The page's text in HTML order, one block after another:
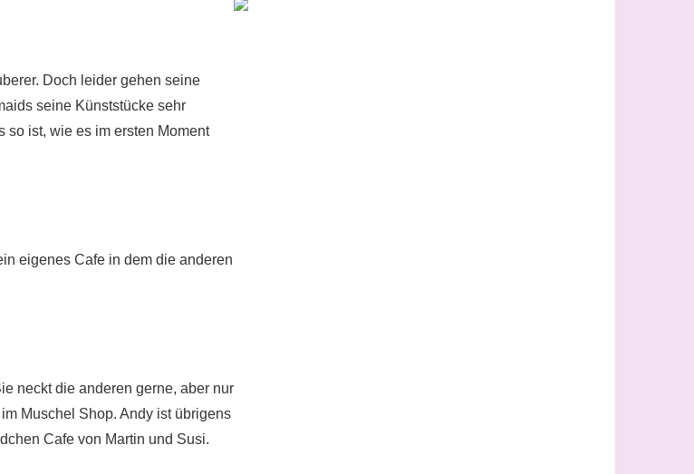
Doch leider gehen seine
seine Künststücke sehr
so ist, wie es im ersten Moment
eigenes Cafe in dem die anderen
neckt die anderen gerne, aber nur
Muschel Shop. Andy ist übrigens
Cafe von Martin und Susi.